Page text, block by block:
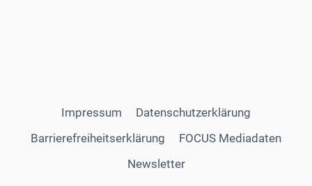
Impressum
Datenschutzerklärung
Barrierefreiheitserklärung
FOCUS Mediadaten
Newsletter